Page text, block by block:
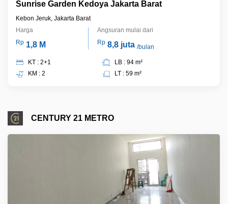
Sunrise Garden Kedoya Jakarta Barat
Kebon Jeruk, Jakarta Barat
Harga
Rp 1,8 M
Angsuran mulai dari
Rp 8,8 juta /bulan
KT : 2+1
KM : 2
LB : 94 m²
LT : 59 m²
CENTURY 21 METRO